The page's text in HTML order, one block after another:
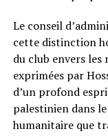
Le conseil
cette distinction
du club envers
exprimées par
d’un profond
palestinien dans
humanitaire que